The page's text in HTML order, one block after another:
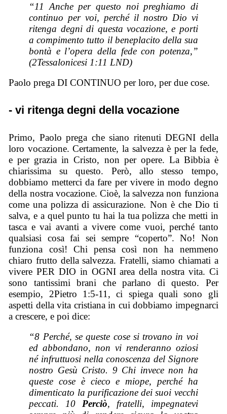
“11 Anche per questo noi preghiamo di
continuo per voi, perché il nostro Dio vi
ritenga degni di questa vocazione, e porti
a compimento tutto il beneplacito della sua
bontà e l’opera della fede con potenza,”
(2Tessalonicesi 1:11 LND)
Paolo prega DI CONTINUO per loro, per due cose.
- vi ritenga degni della vocazione
Primo, Paolo prega che siano ritenuti DEGNI della
loro vocazione. Certamente, la salvezza è per la fede,
e per grazia in Cristo, non per opere. La Bibbia è
chiarissima su questo. Però, allo stesso tempo,
dobbiamo metterci da fare per vivere in modo degno
della nostra vocazione. Cioè, la salvezza non funziona
come una polizza di assicurazione. Non è che Dio ti
salva, e a quel punto tu hai la tua polizza che metti in
tasca e vai avanti a vivere come vuoi, perché tanto
qualsiasi cosa fai sei sempre “coperto”. No! Non
funziona così! Chi pensa così non ha nemmeno
chiaro frutto della salvezza. Fratelli, siamo chiamati a
vivere PER DIO in OGNI area della nostra vita. Ci
sono tantissimi brani che parlano di questo. Per
esempio, 2Pietro 1:5-11, ci spiega quali sono gli
aspetti della vita cristiana in cui dobbiamo impegnarci
a crescere, e poi dice:
“8 Perché, se queste cose si trovano in voi
ed abbondano, non vi renderanno oziosi
né infruttuosi nella conoscenza del Signore
nostro Gesù Cristo. 9 Chi invece non ha
queste cose è cieco e miope, perché ha
dimenticato la purificazione dei suoi vecchi
peccati. 10 Perciò, fratelli, impegnatevi